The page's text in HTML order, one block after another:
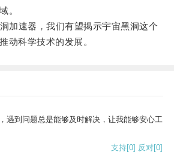
。
速器，我们有望揭示宇宙黑洞这个
动科学技术的发展。
遇到问题总是能够及时解决，让我能够安心工
支持[0] 反对[0]